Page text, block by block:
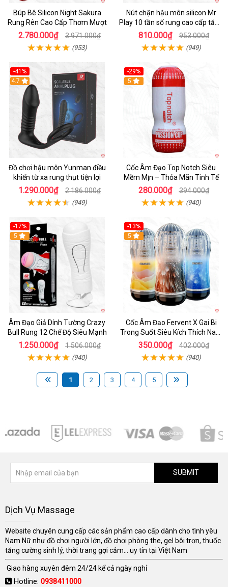
Búp Bê Silicon Night Sakura
Rung Rên Cao Cấp Thơm Mượt
2.780.000₫ 3.971.000₫
(953)
Nút chặn hậu môn silicon Mr
Play 10 tần số rung cao cấp tăng
khoái cảm
810.000₫ 953.000₫
(949)
-41%
Hot
4.7
Đồ chơi hậu môn Yunman điều
khiển từ xa rung thụt tiện lợi
1.290.000₫ 2.186.000₫
(949)
-29%
5
Cốc Âm Đạo Top Notch Siêu
Mềm Mịn – Thỏa Mãn Tinh Tế
280.000₫ 394.000₫
(940)
-17%
5
Âm Đạo Giả Dính Tường Crazy
Bull Rung 12 Chế Độ Siêu Mạnh
1.250.000₫ 1.506.000₫
(940)
-13%
Hot
5
Cốc Âm Đạo Fervent X Gai Bi
Trong Suốt Siêu Kích Thích Nam
Giới
350.000₫ 402.000₫
(940)
1 2 3 4 5
SUBMIT
Dịch Vụ Massage
Website chuyên cung cấp các sản phẩm cao cấp dành cho tình yêu
Nam Nữ như đồ chơi người lớn, đồ chơi phòng the, gel bôi trơn, thuốc
tăng cường sinh lý, thời trang gợi cảm... uy tín tại Việt Nam
Giao hàng xuyên đêm 24/24 kể cả ngày nghỉ
Hotline: 0938411000